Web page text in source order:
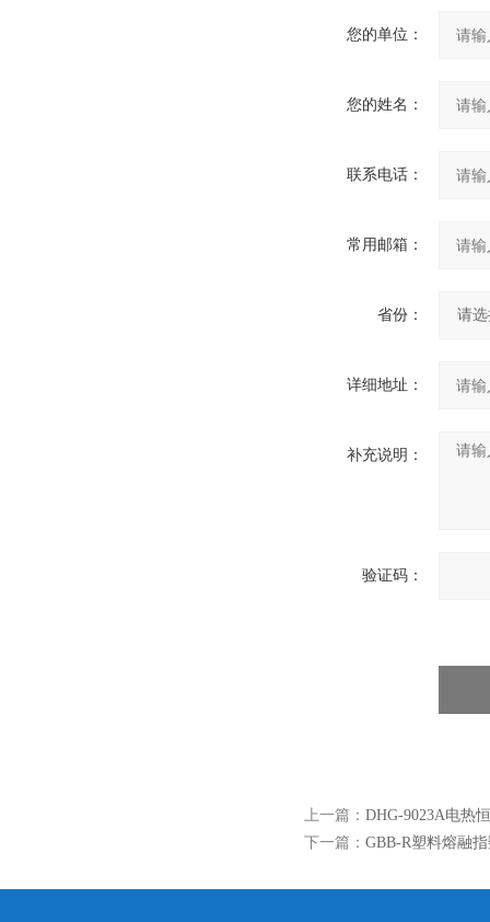
您的单位：
您的姓名：
联系电话：
常用邮箱：
省份：
详细地址：
补充说明：
验证码：
上一篇： DHG-9023A电热
下一篇： GBB-R塑料熔融